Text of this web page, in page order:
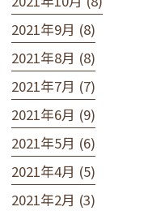
2021年9月 (8)
2021年8月 (8)
2021年7月 (7)
2021年6月 (9)
2021年5月 (6)
2021年4月 (5)
2021年2月 (3)